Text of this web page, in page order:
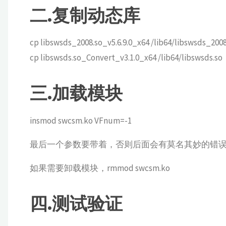
二.复制动态库
cp libswsds_2008.so_v5.6.9.0_x64 /lib64/
cp libswsds.so_Convert_v3.1.0_x64 /lib64/libswsds.so
三.加载模块
insmod swcsm.ko VFnum=-1
最后一个参数要带着，否则后面会有莫名其妙的错误
如果需要卸载模块，rmmod swcsm.ko
四.测试验证